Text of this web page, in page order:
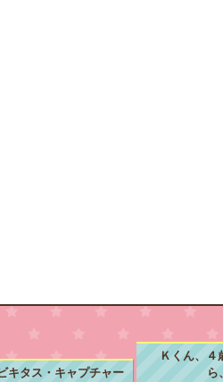
キタス・キャプチャー
Ｋくん、４
ら